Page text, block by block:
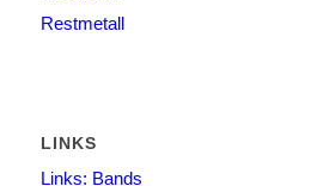
Restmetall
LINKS
Links: Bands